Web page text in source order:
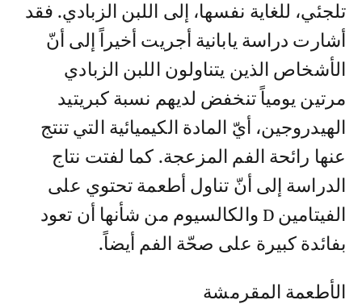
تلجئي، للغاية نفسها، إلى اللبن الزبادي. فقد
أشارت دراسة يابانية أجريت أخيراً إلى أنّ
الأشخاص الذين يتناولون اللبن الزبادي
مرتين يومياً تنخفض لديهم نسبة كبريتيد
الهيدروجين، أيّ المادة الكيميائية التي تنتج
عنها رائحة الفم المزعجة. كما لفتت نتاج
الدراسة إلى أنّ تناول أطعمة تحتوي على
الفيتامين D والكالسيوم من شأنها أن تعود
بفائدة كبيرة على صحّة الفم أيضاً.
الأطعمة المقرمشة